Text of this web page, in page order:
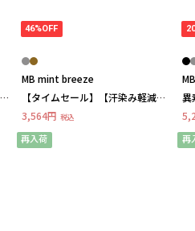
46%OFF
MB mint breeze
【タイムセール】【汗染み軽減】
ドライ 天竺 ラウンドヘム チュニ
ック カットソー LL/3L/4L/5L MB
mint breezeミント
3,564円 税込
再入荷
異
再